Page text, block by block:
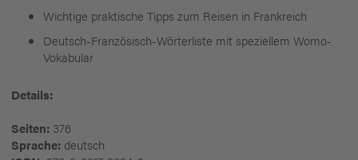
Wichtige praktische Tipps zum Reisen in Frankreich
Deutsch-Französisch-Wörterliste mit speziellem Womo-
Vokabular
Details:
Seiten: 376
Sprache: deutsch